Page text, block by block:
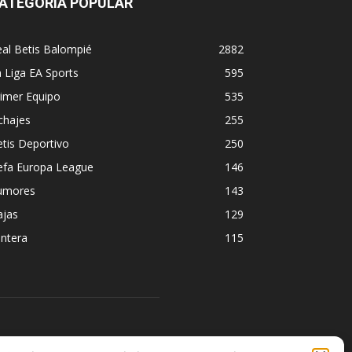
Betis Balompié
2882
Liga EA Sports
595
Equipo
535
255
Deportivo
250
Europa League
146
143
129
115